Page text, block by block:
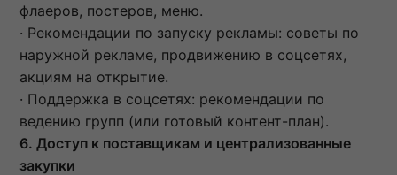
флаеров, постеров, меню.
· Рекомендации по запуску рекламы: советы по
наружной рекламе, продвижению в соцсетях,
акциям на открытие.
· Поддержка в соцсетях: рекомендации по
ведению групп (или готовый контент-план).
6. Доступ к поставщикам и централизованные
закупки